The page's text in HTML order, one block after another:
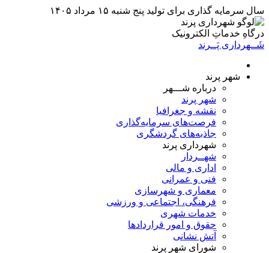
سال سرمایه گذاری برای تولید پنج شنبه ۱۵ مرداد ۱۴۰۵
درگاهِ خدماتِ الکترونیک
شَــهرداری پَــرند
شهر پرند
درباره شـــهر
شهر پرند
نقشه و جغرافیا
فرصت‌های سرمایه‌گذاری
جاذبه‌های گردشگری
شهرداری پرند
شهــردار
اداری و مالی
فنی و عمرانی
معماری و شهرسازی
فرهنگی، اجتماعی و ورزشی
خدمات شهری
حقوق و امور قراردادها
آتش نشانی
شورای شهر پرند